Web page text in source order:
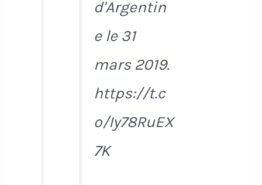
d'Argentin
e le 31
mars 2019.
https://t.c
o/Iy78RuEX
7K